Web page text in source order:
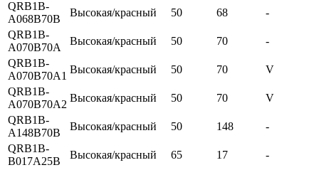
QRB1B-
A068B70B
Высокая/красный 50 68
-
QRB1B-
A070B70A
Высокая/красный 50 70
-
QRB1B-
A070B70A1
Высокая/красный 50 70
V
QRB1B-
A070B70A2
Высокая/красный 50 70
V
QRB1B-
A148B70B
Высокая/красный 50 148
-
QRB1B-
B017A25B
Высокая/красный 65 17
-